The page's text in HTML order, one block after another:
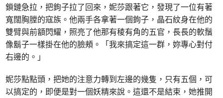
鎖鏈急拉，把鉤子拉了回來，妮莎跟著它，發現了一位有著
寬闊胸膛的寇族。他兩手各拿著一個鉤子，晶石紋身在他的
雙臂與前額閃耀，照亮了他那有稜有角的五官，長長的軟鬚
像鬍子一樣掛在他的臉頰。「我來搞定這一群，妳專心對付
右邊的。」
妮莎點點頭，把她的注意力轉到左邊的幾隻，只有五個，可
以搞定的，即便是對一個妖精來說。這還不是結束，她推開